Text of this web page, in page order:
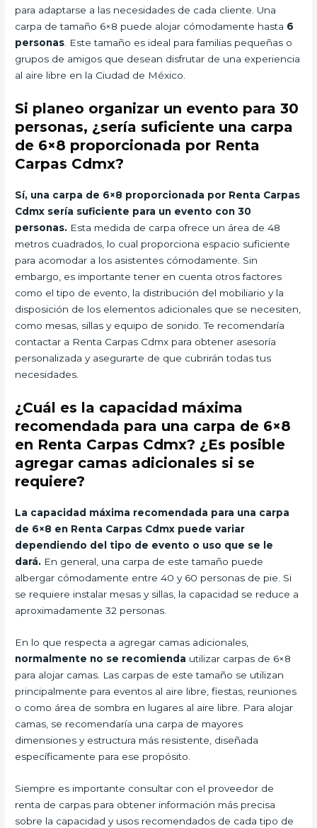
para adaptarse a las necesidades de cada cliente. Una
carpa de tamaño 6×8 puede alojar cómodamente hasta 6
personas. Este tamaño es ideal para familias pequeñas o
grupos de amigos que desean disfrutar de una experiencia
al aire libre en la Ciudad de México.
Si planeo organizar un evento para 30
personas, ¿sería suficiente una carpa
de 6×8 proporcionada por Renta
Carpas Cdmx?
Sí, una carpa de 6×8 proporcionada por Renta Carpas
Cdmx sería suficiente para un evento con 30
personas. Esta medida de carpa ofrece un área de 48
metros cuadrados, lo cual proporciona espacio suficiente
para acomodar a los asistentes cómodamente. Sin
embargo, es importante tener en cuenta otros factores
como el tipo de evento, la distribución del mobiliario y la
disposición de los elementos adicionales que se necesiten,
como mesas, sillas y equipo de sonido. Te recomendaría
contactar a Renta Carpas Cdmx para obtener asesoría
personalizada y asegurarte de que cubrirán todas tus
necesidades.
¿Cuál es la capacidad máxima
recomendada para una carpa de 6×8
en Renta Carpas Cdmx? ¿Es posible
agregar camas adicionales si se
requiere?
La capacidad máxima recomendada para una carpa
de 6×8 en Renta Carpas Cdmx puede variar
dependiendo del tipo de evento o uso que se le
dará. En general, una carpa de este tamaño puede
albergar cómodamente entre 40 y 60 personas de pie. Si
se requiere instalar mesas y sillas, la capacidad se reduce a
aproximadamente 32 personas.
En lo que respecta a agregar camas adicionales,
normalmente no se recomienda utilizar carpas de 6×8
para alojar camas. Las carpas de este tamaño se utilizan
principalmente para eventos al aire libre, fiestas, reuniones
o como área de sombra en lugares al aire libre. Para alojar
camas, se recomendaría una carpa de mayores
dimensiones y estructura más resistente, diseñada
específicamente para ese propósito.
Siempre es importante consultar con el proveedor de
renta de carpas para obtener información más precisa
sobre la capacidad y usos recomendados de cada tipo de